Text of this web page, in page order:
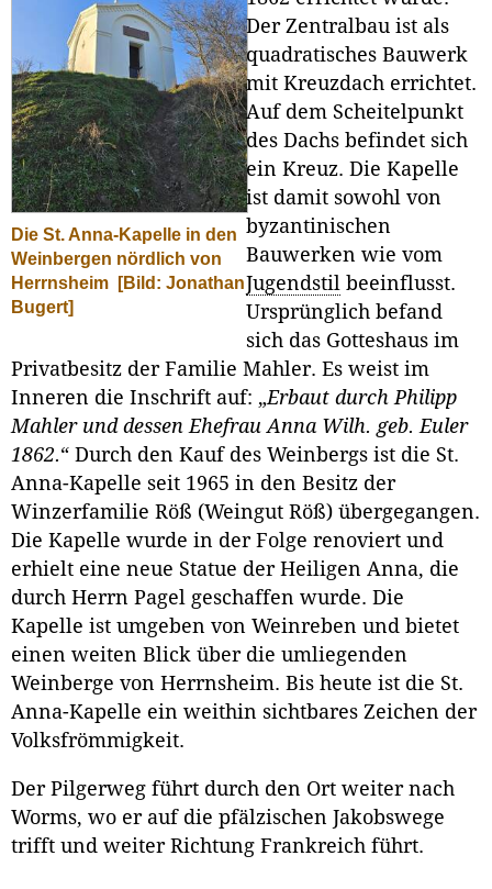
Die St. Anna-Kapelle in den
Weinbergen nördlich von
Herrnsheim
[Bild: Jonathan
Bugert]
Der Zentralbau ist als
quadratisches Bauwerk
mit Kreuzdach errichtet.
Auf dem Scheitelpunkt
des Dachs befindet sich
ein Kreuz. Die Kapelle
ist damit sowohl von
byzantinischen
Bauwerken wie vom
Jugendstil beeinflusst.
Ursprünglich befand
sich das Gotteshaus im
Privatbesitz der Familie Mahler. Es weist im
Inneren die Inschrift auf: „Erbaut durch Philipp
Mahler und dessen Ehefrau Anna Wilh. geb. Euler
1862.“ Durch den Kauf des Weinbergs ist die St.
Anna-Kapelle seit 1965 in den Besitz der
Winzerfamilie Röß (Weingut Röß) übergegangen.
Die Kapelle wurde in der Folge renoviert und
erhielt eine neue Statue der Heiligen Anna, die
durch Herrn Pagel geschaffen wurde. Die
Kapelle ist umgeben von Weinreben und bietet
einen weiten Blick über die umliegenden
Weinberge von Herrnsheim. Bis heute ist die St.
Anna-Kapelle ein weithin sichtbares Zeichen der
Volksfrömmigkeit.
Der Pilgerweg führt durch den Ort weiter nach
Worms, wo er auf die pfälzischen Jakobswege
trifft und weiter Richtung Frankreich führt.